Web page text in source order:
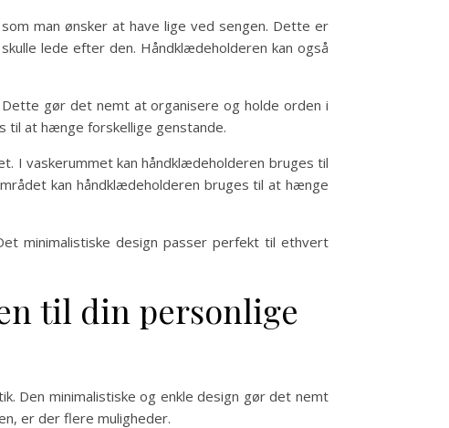
man ønsker at have lige ved sengen. Dette er
lede efter den. Håndklædeholderen kan også
gør det nemt at organisere og holde orden i
til at hænge forskellige genstande.
I vaskerummet kan håndklædeholderen bruges til
kan håndklædeholderen bruges til at hænge
minimalistiske design passer perfekt til ethvert
til din personlige
Den minimalistiske og enkle design gør det nemt
er der flere muligheder.